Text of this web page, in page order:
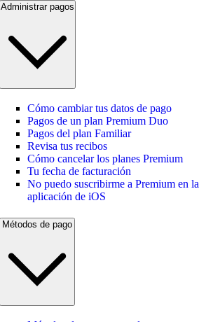
Administrar pagos
Cómo cambiar tus datos de pago
Pagos de un plan Premium Duo
Pagos del plan Familiar
Revisa tus recibos
Cómo cancelar los planes Premium
Tu fecha de facturación
No puedo suscribirme a Premium en la
aplicación de iOS